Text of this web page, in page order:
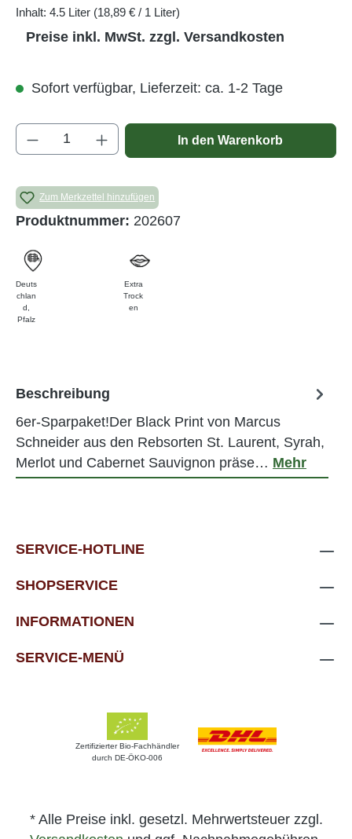
Inhalt: 4.5 Liter (18,89 € / 1 Liter)
Preise inkl. MwSt. zzgl. Versandkosten
Sofort verfügbar, Lieferzeit: ca. 1-2 Tage
Produkt Anzahl: Gib den gewünschten
In den Warenkorb
Zum Merkzettel hinzufügen
Produktnummer: 202607
Deuts
chlan
d
Pfalz
Extra
Trock
en
Beschreibung
6er-Sparpaket!Der Black Print von Marcus
Schneider aus den Rebsorten St. Laurent, Syrah,
Merlot und Cabernet Sauvignon präse… Mehr
SERVICE-HOTLINE
SHOPSERVICE
INFORMATIONEN
SERVICE-MENÜ
Zertifizierter Bio-Fachhändler
durch DE-ÖKO-006
* Alle Preise inkl. gesetzl. Mehrwertsteuer zzgl.